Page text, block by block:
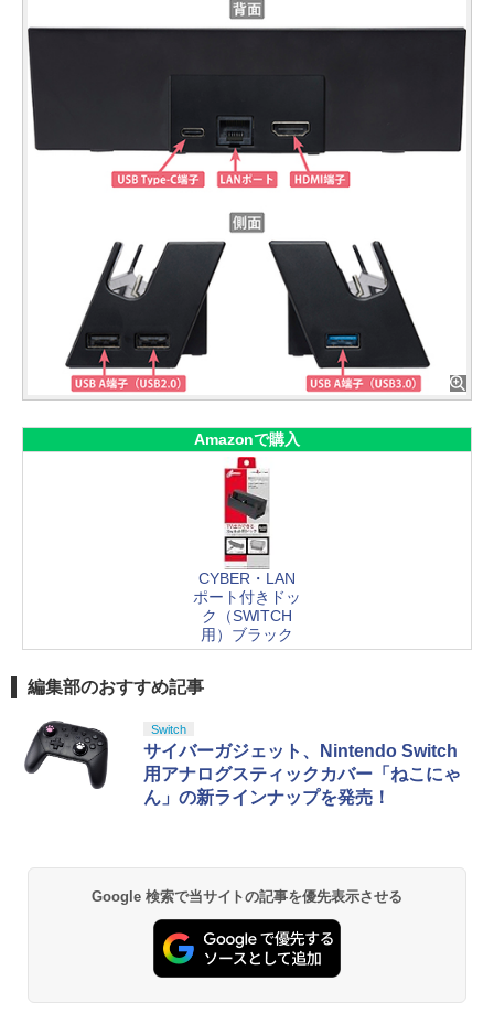
Amazonで購入
CYBER・LAN
ポート付きドッ
ク（SWITCH
用）ブラック
編集部のおすすめ記事
Switch
サイバーガジェット、Nintendo Switch
用アナログスティックカバー「ねこにゃ
ん」の新ラインナップを発売！
Google 検索で当サイトの記事を優先表示させる